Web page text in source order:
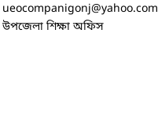
ueocompanigonj@yahoo.com
উপজেলা শিক্ষা অফিস